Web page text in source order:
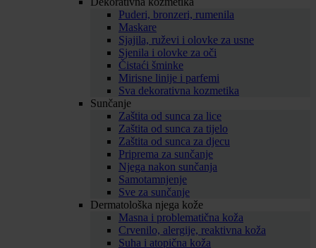
Puderi, bronzeri, rumenila
Maskare
Sjajila, ruževi i olovke za usne
Sjenila i olovke za oči
Čistaći šminke
Mirisne linije i parfemi
Sva dekorativna kozmetika
Sunčanje
Zaštita od sunca za lice
Zaštita od sunca za tijelo
Zaštita od sunca za djecu
Priprema za sunčanje
Njega nakon sunčanja
Samotamnjenje
Sve za sunčanje
Dermatološka njega kože
Masna i problematična koža
Crvenilo, alergije, reaktivna koža
Suha i atopična koža